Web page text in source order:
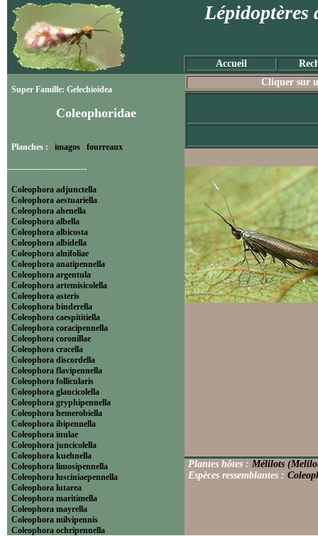
Lépidoptères
Accueil
Super Famille: Gelechioidea
Coleophoridae
Planches : imagos fourreaux
----------------------------
Coleophora adjunctella
Coleophora aestuariella
Coleophora ahenella
Coleophora albella
Coleophora albicosta
Coleophora albidella
Coleophora alnifoliae
Coleophora anatipennella
Coleophora argentula
Coleophora artemisicolella
Coleophora asteris
Coleophora binderella
Coleophora caespititiella
Coleophora coracipennella
Coleophora coronillae
Coleophora cracella
Coleophora discordella
Coleophora flavipennella
Coleophora follicularis
Coleophora glaucicolella
Coleophora gryphipennella
Coleophora hemerobiella
Coleophora ibipennella
Coleophora inulae
Coleophora juncicolella
Coleophora kuehnella
Coleophora limosipennella
Coleophora lusciniaepennella
Coleophora lutarea
Coleophora maritimella
Coleophora mayrella
Coleophora milvipennis
Coleophora ochripennella
Cliquer sur
Plantes hôtes : Mélilots
Espèces ressemblantes :